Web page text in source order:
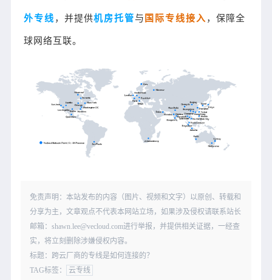
外专线 ，并提供机房托管与 国际专线接入 ，保障全
球网络互联。
免责声明：本站发布的内容（图片、视频和文字）以原创、转载和
分享为主，文章观点不代表本网站立场，如果涉及侵权请联系站长
邮箱：shawn.lee@vecloud.com进行举报，并提供相关证据，一经查
实，将立刻删除涉嫌侵权内容。
标题：跨云厂商的专线是如何连接的？
TAG标签：
云专线